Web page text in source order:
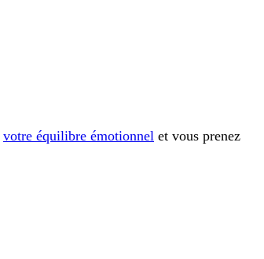
votre équilibre émotionnel et vous prenez